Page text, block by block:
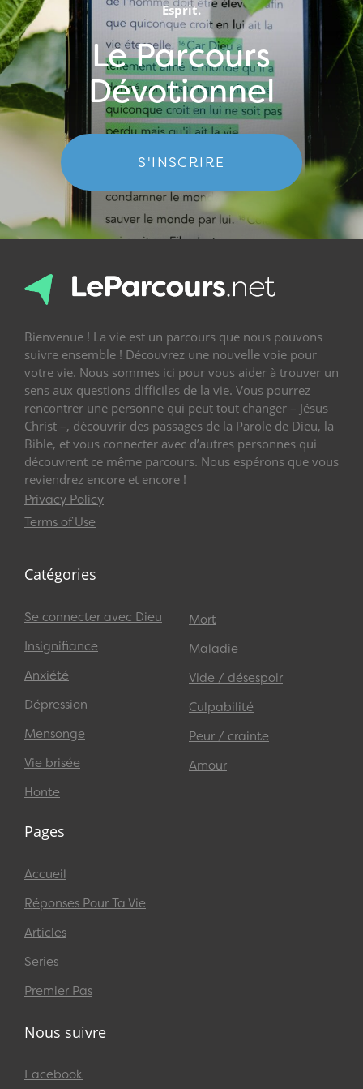
Esprit.
Le Parcours
Dévotionnel
S'INSCRIRE
Bienvenue ! La vie est un parcours que nous pouvons
suivre ensemble ! Découvrez une nouvelle voie pour
votre vie. Nous sommes ici pour vous aider à trouver un
sens aux questions difficiles de la vie. Vous pourrez
rencontrer une personne qui peut tout changer – Jésus
Christ –, découvrir des passages de la Parole de Dieu, la
Bible, et vous connecter avec d’autres personnes qui
découvrent ce même parcours. Nous espérons que vous
reviendrez encore et encore !
Privacy Policy
Terms of Use
Catégories
Se connecter avec Dieu
Insignifiance
Anxiété
Dépression
Mensonge
Vie brisée
Honte
Mort
Maladie
Vide / désespoir
Culpabilité
Peur / crainte
Amour
Pages
Accueil
Réponses Pour Ta Vie
Articles
Series
Premier Pas
Nous suivre
Facebook